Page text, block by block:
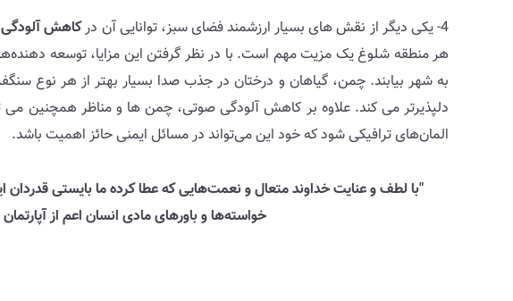
4- یکی دیگر از نقش های بسیار ارزشمند فضای سبز، توانایی آن در
کاهش
هر منطقه شلوغ یک مزیت مهم است. با در نظر گرفتن این مزایا، توسعه‌
به شهر بیابند. چمن، گیاهان و درختان در جذب صدا بسیار بهتر از هر نوع
دلپذیرتر می کند. علاوه بر کاهش آلودگی صوتی، چمن ها و مناظر همچنین می
المان‌های ترافیکی شود که خود این می‌تواند در مسائل ایمنی حائز اهمیت باشد.
"با لطف و عنایت خداوند متعال و نعمت‌هایی که عطا کرده ما بایستی قدردان
خواسته‌ها و باورهای مادی انسان اعم از